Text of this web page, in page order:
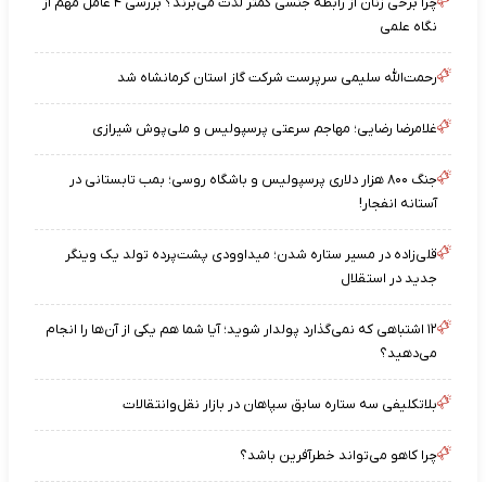
نگاه علمی
رحمت‌الله سلیمی سرپرست شرکت گاز استان کرمانشاه شد
غلامرضا رضایی؛ مهاجم سرعتی پرسپولیس و ملی‌پوش شیرازی
جنگ ۸۰۰ هزار دلاری پرسپولیس و باشگاه روسی؛ بمب تابستانی در
آستانه انفجار!
قلی‌زاده در مسیر ستاره شدن؛ میداوودی پشت‌پرده تولد یک وینگر
جدید در استقلال
۱۲ اشتباهی که نمی‌گذارد پولدار شوید؛ آیا شما هم یکی از آن‌ها را انجام
می‌دهید؟
بلاتکلیفی سه ستاره سابق سپاهان در بازار نقل‌وانتقالات
چرا کاهو می‌تواند خطرآفرین باشد؟